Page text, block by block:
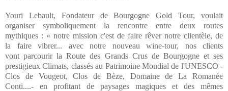
Youri Lebault, Fondateur de Bourgogne Gold Tour, voulait
organiser symboliquement la rencontre entre deux routes
mythiques : « notre mission c'est de faire rêver notre clientèle, de
la faire vibrer... avec notre nouveau wine-tour, nos clients
vont parcourir la Route des Grands Crus de Bourgogne et ses
prestigieux Climats, classés au Patrimoine Mondial de l'UNESCO -
Clos de Vougeot, Clos de Bèze, Domaine de La Romanée
Conti....- en profitant de paysages magiques et des mêmes